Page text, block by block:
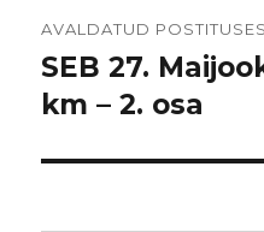
AVALDATUD POSTITUSES
SEB 27.
km – 2. osa